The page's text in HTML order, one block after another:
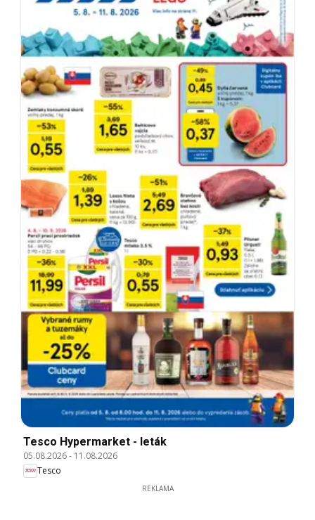
Tesco Hypermarket - leták
05.08.2026- 11.08.2026
Tesco
REKLAMA